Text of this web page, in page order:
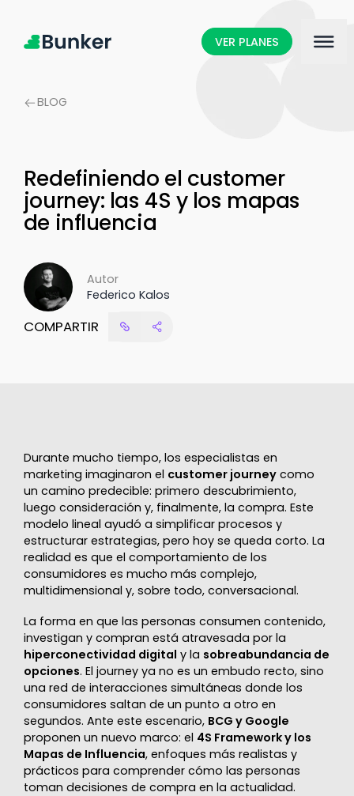
VER PLANES
BLOG
Redefiniendo el customer
journey: las 4S y los mapas
de influencia
Autor
Federico Kalos
COMPARTIR
Durante mucho tiempo, los especialistas en
marketing imaginaron el customer journeycomo
un camino predecible: primero descubrimiento,
luego consideración y, finalmente, la compra. Este
modelo lineal ayudó a simplificar procesos y
estructurar estrategias, pero hoy se queda corto. La
realidad es que el comportamiento de los
consumidores es mucho más complejo,
multidimensional y, sobre todo, conversacional.
La forma en que las personas consumen contenido,
investigan y compran está atravesada por la
hiperconectividad digital y la sobreabundancia de
opciones. El journey ya no es un embudo recto, sino
una red de interacciones simultáneas donde los
consumidores saltan de un punto a otro en
segundos. Ante este escenario, BCG y Google
proponen un nuevo marco: el 4S Framework y los
Mapas de Influencia, enfoques más realistas y
prácticos para comprender cómo las personas
toman decisiones de compra en la actualidad.